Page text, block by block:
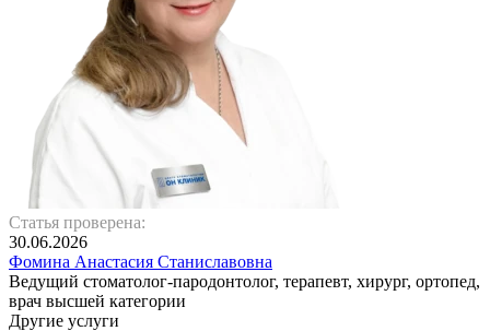
Статья проверена:
30.06.2026
Фомина Анастасия Станиславовна
Ведущий стоматолог-пародонтолог, терапевт, хирург, ортопед,
врач высшей категории
Другие услуги